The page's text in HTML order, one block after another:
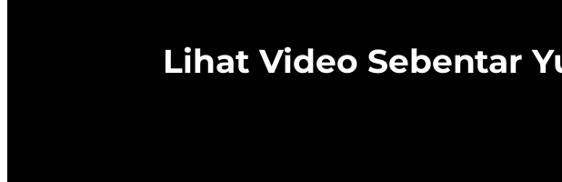
Lihat Video Sebentar